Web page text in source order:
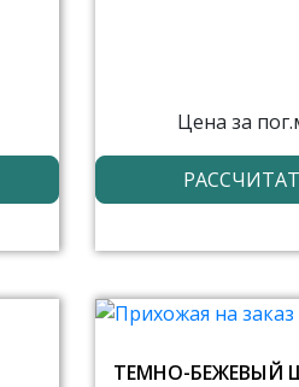
Цена за
ТЕМНО-БЕЖЕВЫЙ